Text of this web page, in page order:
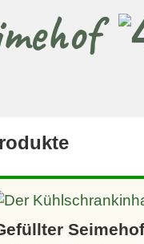
Der Inhalt des
Seimehof-